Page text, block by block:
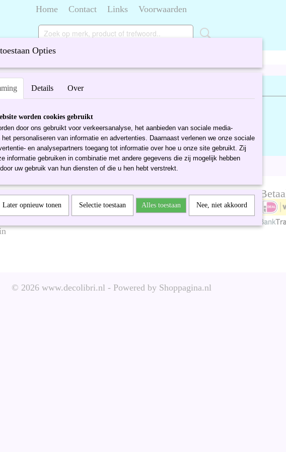
Home Contact Links Voorwaarden
kristal
Tiffany
© 2026 www.decolibri.nl - Powered by Shoppagina.nl
Opties
Details Over
worden cookies gebruikt
door ons gebruikt voor verkeersanalyse, het aanbieden van sociale media-
personaliseren van informatie en advertenties. Daarnaast verlenen we onze sociale
en analysepartners toegang tot informatie over hoe u onze site gebruikt. Zij
informatie gebruiken in combinatie met andere gegevens die zij mogelijk hebben
uw gebruik van hun diensten of die u hen hebt verstrekt.
Later opnieuw tonen Selectie toestaan Alles toestaan Nee, niet akkoord